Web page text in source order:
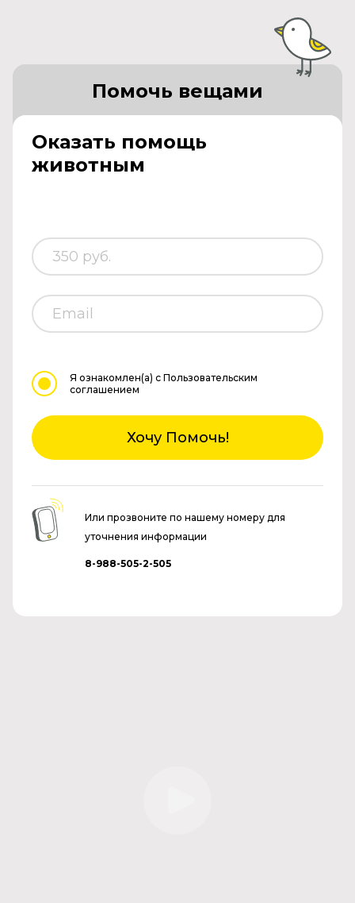
Оказать помощь
животным
Помочь вещами
Я ознакомлен(а) с Пользовательским
соглашением
Хочу Помочь!
Или прозвоните по нашему номеру для
уточнения информации
8-988-505-2-505